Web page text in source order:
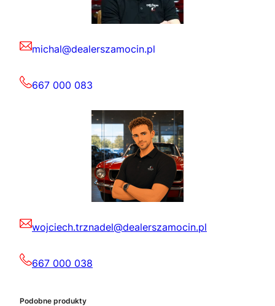
michal@dealerszamocin.pl
667 000 083
wojciech.trznadel@dealerszamocin.pl
667 000 038
Podobne produkty